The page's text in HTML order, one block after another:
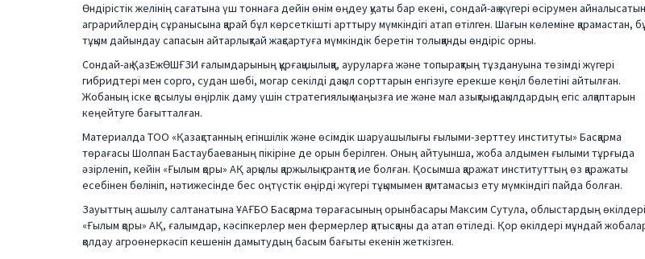
Өндірістік желінің сағатына үш тоннаға дейін өнім өңдеу қуаты бар екені, сондай-ақ жүгері өсірумен айналысатын
аграрийлердің сұранысына қарай бұл көрсеткішті арттыру мүмкіндігі атап өтілген. Шағын көлеміне қарамастан,
тұқым дайындау сапасын айтарлықтай жақсартуға мүмкіндік беретін толыққанды өндіріс орны.
Сондай-ақ ҚазЕжӨШҒЗИ ғалымдарының құрғақшылыққа, ауруларға және топырақтың тұздануына төзімді жүгері
гибридтері мен сорго, судан шөбі, могар секілді дақыл сорттарын енгізуге ерекше көңіл бөлетіні айтылған.
Жобаның іске қосылуы өңірлік даму үшін стратегиялық маңызға ие және мал азықтық дақылдардың егіс алқаптарын
кеңейтуге бағытталған.
Материалда ТОО «Қазақстанның егіншілік және өсімдік шаруашылығы ғылыми-зерттеу институты» Басқарма
төрағасы Шолпан Бастаубаеваның пікіріне де орын берілген. Оның айтуынша, жоба алдымен ғылыми тұрғыда
әзірленіп, кейін «Ғылым қоры» АҚ арқылы қаржылық грантқа ие болған. Қосымша қаражат институттың өз қаражаты
есебінен бөлініп, нәтижесінде бес оңтүстік өңірді жүгері тұқымымен қамтамасыз ету мүмкіндігі пайда болған.
Зауыттың ашылу салтанатына ҰАҒБО Басқарма төрағасының орынбасары Максим Сутула, облыстардың
«Ғылым қоры» АҚ, ғалымдар, кәсіпкерлер мен фермерлер қатысқаны да атап өтіледі. Қор өкілдері мұндай
қолдау агроөнеркәсіп кешенін дамытудың басым бағыты екенін жеткізген.